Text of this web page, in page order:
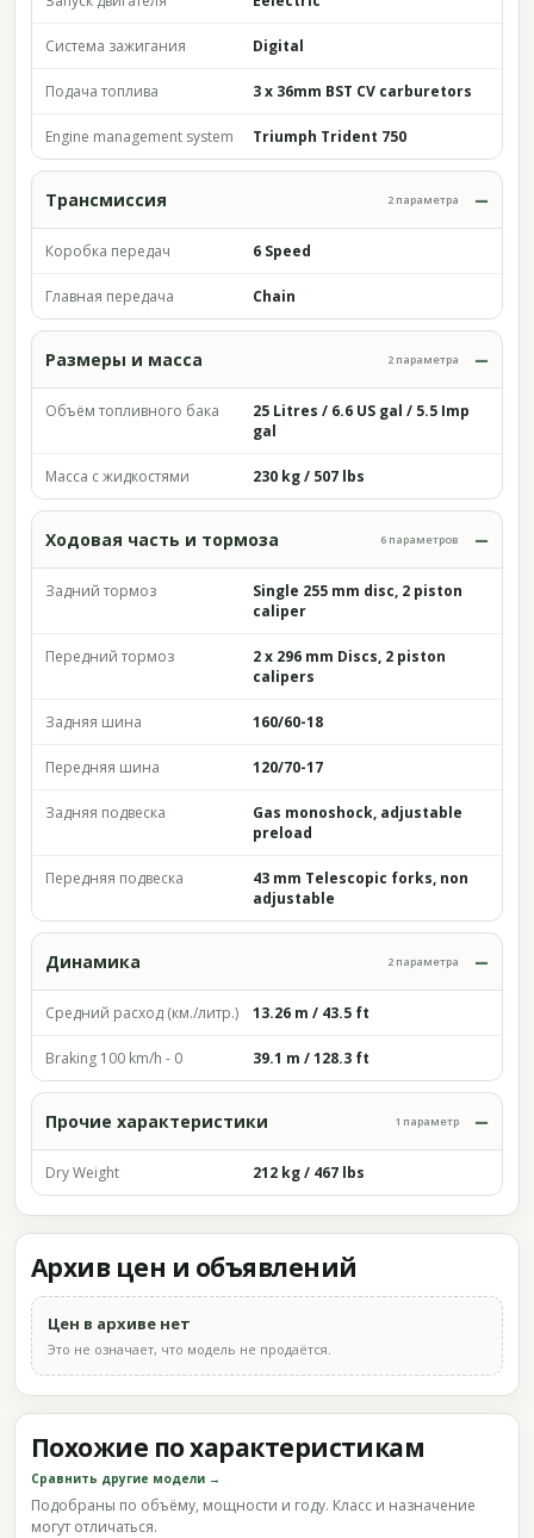
Система зажигания Digital
Подача топлива 3 x 36mm BST CV carburetors
Engine management system Triumph Trident 750
Трансмиссия 2 параметра
Коробка передач 6 Speed
Главная передача Chain
Размеры и масса 2 параметра
Объём топливного бака
25 Litres / 6.6 US gal / 5.5 Imp
gal
Масса с жидкостями 230 kg / 507 lbs
Ходовая часть и тормоза 6 параметров
Задний тормоз
Single 255 mm disc, 2 piston
caliper
Передний тормоз
2 x 296 mm Discs, 2 piston
calipers
Задняя шина 160/60-18
Передняя шина 120/70-17
Задняя подвеска
Gas monoshock, adjustable
preload
Передняя подвеска
43 mm Telescopic forks, non
adjustable
Динамика 2 параметра
Средний расход (км./литр.) 13.26 m / 43.5 ft
Braking 100 km/h - 0 39.1 m / 128.3 ft
Прочие характеристики 1 параметр
Dry Weight 212 kg / 467 lbs
Архив цен и объявлений
Цен в архиве нет
Это не означает, что модель не продаётся.
Похожие по характеристикам
Сравнить другие модели →
Подобраны по объёму, мощности и году. Класс и назначение
могут отличаться.